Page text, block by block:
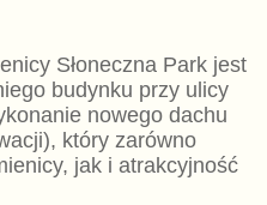
Słoneczna Park jest
budynku przy ulicy
nowego dachu
który zarówno
jak i atrakcyjność